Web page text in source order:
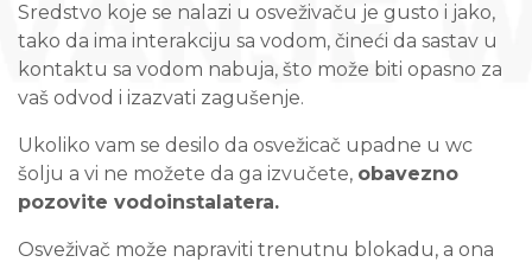
Sredstvo koje se nalazi u osveživaču je gusto i jako,
tako da ima interakciju sa vodom, čineći da sastav u
kontaktu sa vodom nabuja, što može biti opasno za
vaš odvod i izazvati zagušenje.
Ukoliko vam se desilo da osvežicač upadne u wc
šolju a vi ne možete da ga izvučete, obavezno
pozovite vodoinstalatera.
Osveživač može napraviti trenutnu blokadu, a ona